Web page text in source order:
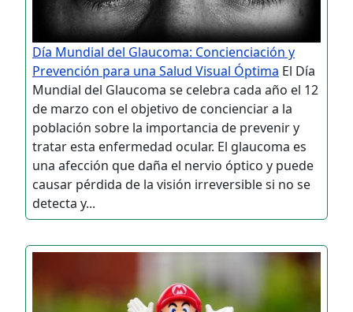
Día Mundial del Glaucoma: Concienciación y
Prevención para una Salud Visual Óptima El Día
Mundial del Glaucoma se celebra cada año el 12
de marzo con el objetivo de concienciar a la
población sobre la importancia de prevenir y
tratar esta enfermedad ocular. El glaucoma es
una afección que daña el nervio óptico y puede
causar pérdida de la visión irreversible si no se
detecta y...